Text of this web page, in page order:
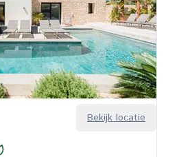
Bekijk locatie